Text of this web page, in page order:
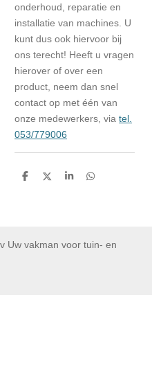
onderhoud, reparatie en
installatie van machines. U
kunt dus ook hiervoor bij
ons terecht! Heeft u vragen
hierover of over een
product, neem dan snel
contact op met één van
onze medewerkers, via tel.
053/779006
D
D
S
D
Uw vakman voor tuin- en